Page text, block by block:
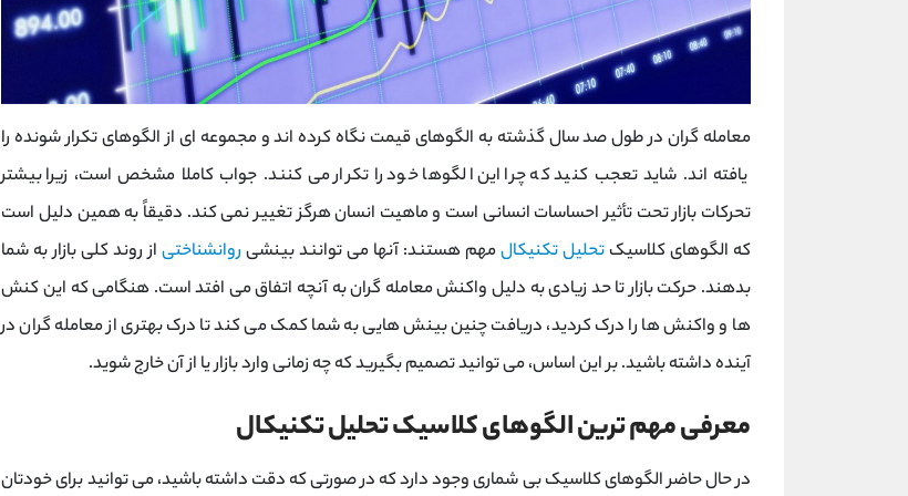
معامله گران در طول صد سال گذشته به الگوهای قیمت نگاه کرده اند و مجموعه ای از الگوهای تکرار شونده را
یافته اند. شاید تعجب کنید که چرا این الگوها خود را تکرار می کنند. جواب کاملا مشخص است، زیرا بیشتر
تحرکات بازار تحت تأثیر احساسات انسانی است و ماهیت انسان هرگز تغییر نمی کند. دقیقاً به همین دلیل است
که الگوهای کلاسیک تحلیل تکنیکالمهم هستند: آنها می توانند بینشی روانشناختیاز روند کلی بازار به شما
بدهند. حرکت بازار تا حد زیادی به دلیل واکنش معامله گران به آنچه اتفاق می افتد است. هنگامی که این کنش
ها و واکنش ها را درک کردید، دریافت چنین بینش هایی به شما کمک می کند تا درک بهتری از معامله گران در
آینده داشته باشید. بر این اساس، می توانید تصمیم بگیرید که چه زمانی وارد بازار یا از آن خارج شوید.
معرفی مهم ترین الگوهای کلاسیک تحلیل تکنیکال
در حال حاضر الگوهای کلاسیک بی شماری وجود دارد که در صورتی که دقت داشته باشید، می توانید برای خودتان